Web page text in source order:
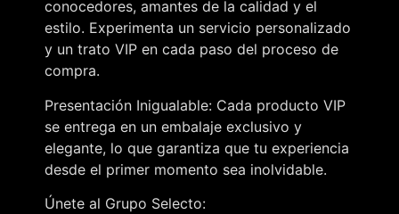
conocedores, amantes de la calidad y el
estilo. Experimenta un servicio personalizado
y un trato VIP en cada paso del proceso de
compra.
Presentación Inigualable: Cada producto VIP
se entrega en un embalaje exclusivo y
elegante, lo que garantiza que tu experiencia
desde el primer momento sea inolvidable.
Únete al Grupo Selecto: